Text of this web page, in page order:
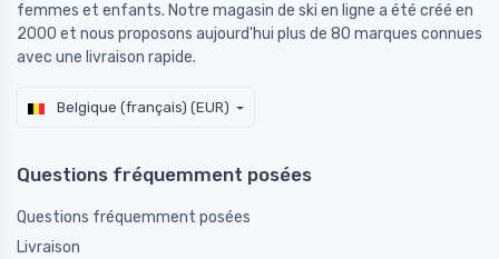
femmes et enfants. Notre magasin de ski en ligne a été créé en
2000 et nous proposons aujourd'hui plus de 80 marques connues
avec une livraison rapide.
Belgique (français) (EUR)
Questions fréquemment posées
Questions fréquemment posées
Livraison